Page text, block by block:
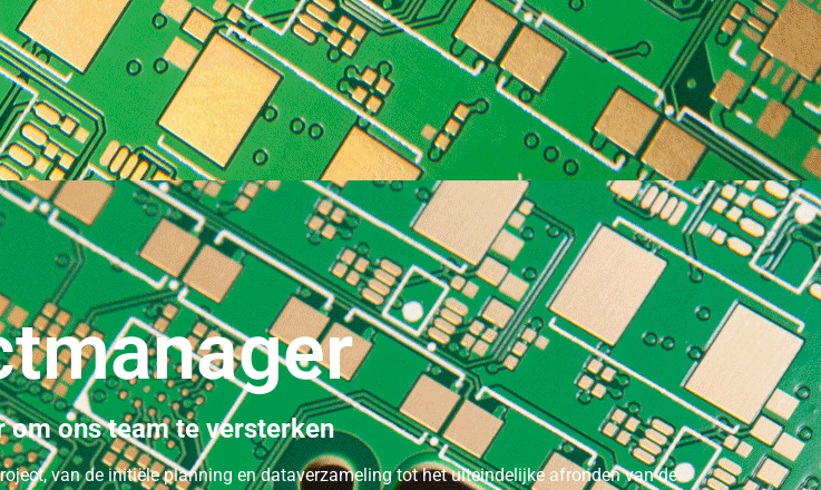
om ons team te versterken
van de initiële planning en dataverzameling tot het uiteindelijke afronden van de